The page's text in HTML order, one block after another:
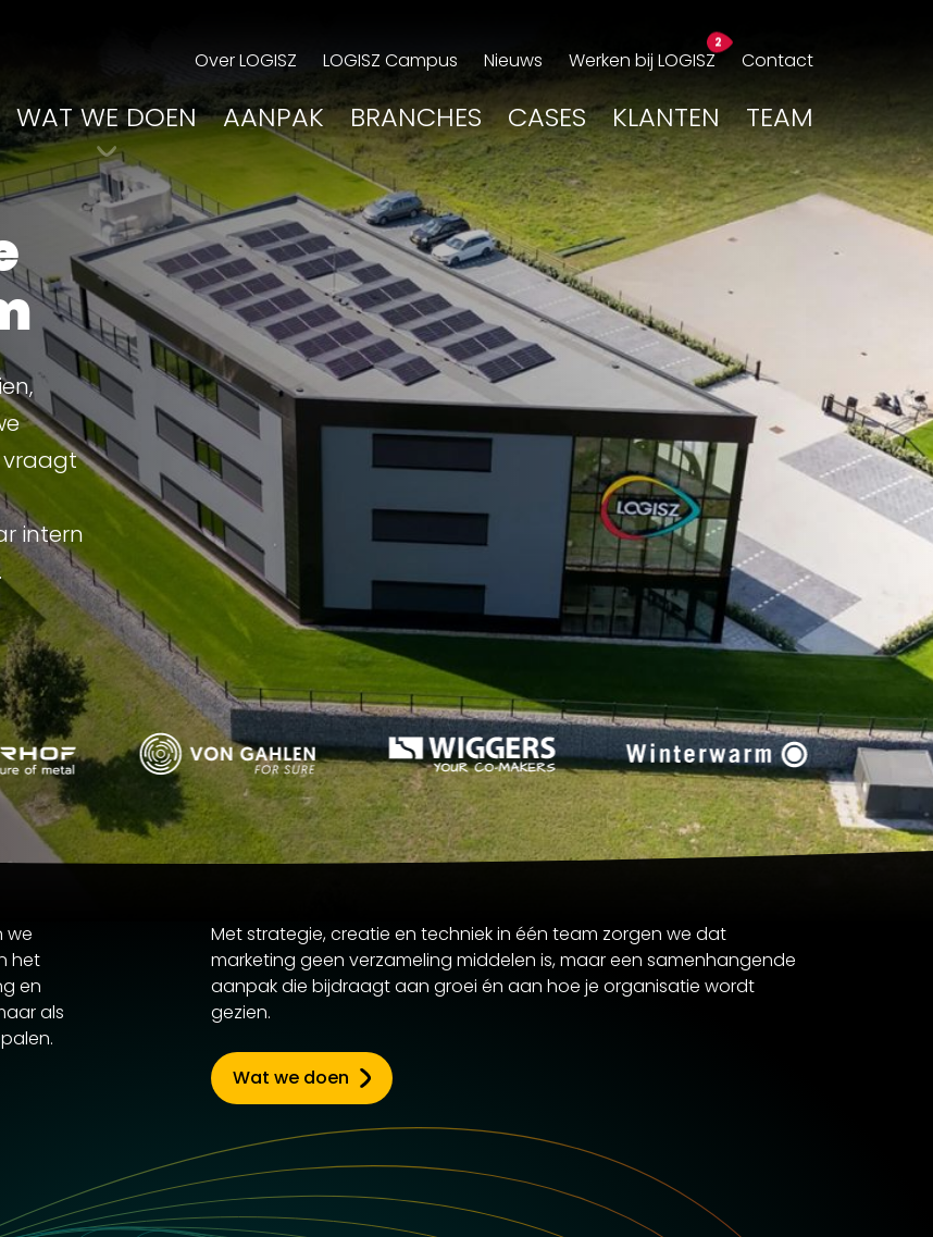
Over LOGISZ LOGISZ Campus Nieuws Werken bij LOGISZ Contact
WAT WE DOEN AANPAK BRANCHES CASES KLANTEN TEAM
vraagt
intern
we
het
en
als
Met strategie, creatie en techniek in één team zorgen we dat
marketing geen verzameling middelen is, maar een samenhangende
aanpak die bijdraagt aan groei én aan hoe je organisatie wordt
gezien.
Wat we doen